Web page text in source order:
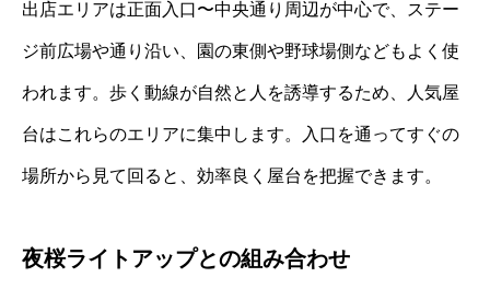
出店エリアは正面入口〜中央通り周辺が中心で、ステー
ジ前広場や通り沿い、園の東側や野球場側などもよく使
われます。歩く動線が自然と人を誘導するため、人気屋
台はこれらのエリアに集中します。入口を通ってすぐの
場所から見て回ると、効率良く屋台を把握できます。
夜桜ライトアップとの組み合わせ